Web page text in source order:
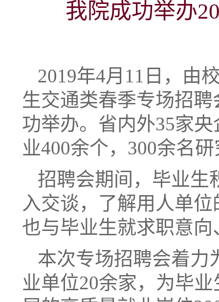
我院成功举办
2019年4月11日，由
生交通类春季专场招
功举办。省内外35家
业400余个，300余名
招聘会期间，毕业生
入交谈，了解用人单
也与毕业生就求职意
本次专场招聘会着力
业单位20余家，为毕